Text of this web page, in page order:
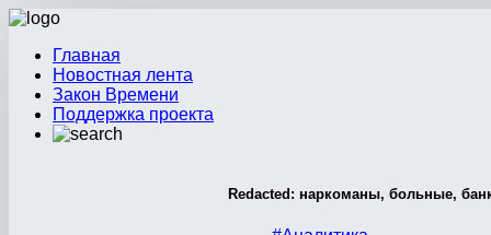
Главная
Новостная лента
Закон Времени
Поддержка проекта
Redacted: наркоманы, больные,